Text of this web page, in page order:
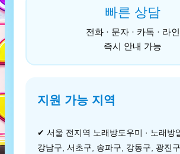
빠른 상담
전화 · 문자 · 카톡 · 라인
즉시 안내 가능
지원 가능 지역
✔ 서울 전지역 노래방도우미 · 노래방
강남구, 서초구, 송파구, 강동구, 광진